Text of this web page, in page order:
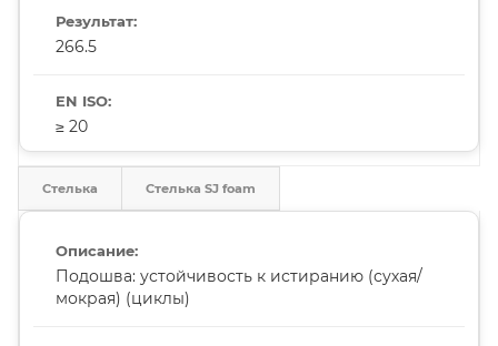
266.5
≥ 20
Стелька Стелька SJ foam
Подошва: устойчивость к истиранию (сухая/
мокрая) (циклы)